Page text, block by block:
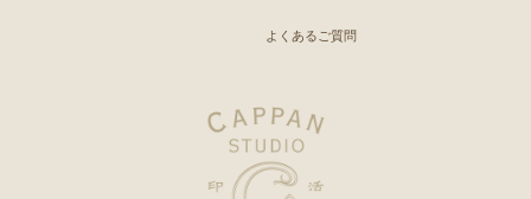
よくあるご質問